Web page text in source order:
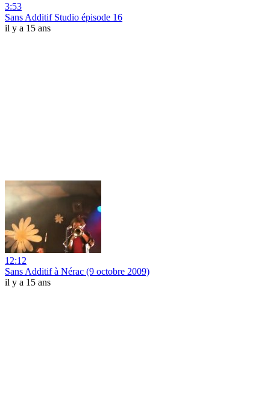
3:53
Sans Additif Studio épisode 16
il y a 15 ans
12:12
Sans Additif à Nérac (9 octobre 2009)
il y a 15 ans